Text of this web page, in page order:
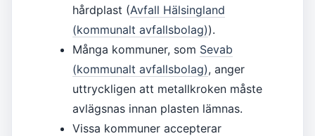
hårdplast (Avfall Hälsingland
(kommunalt avfallsbolag)).
Många kommuner, som Sevab
(kommunalt avfallsbolag), anger
uttryckligen att metallkroken måste
avlägsnas innan plasten lämnas.
Vissa kommuner accepterar